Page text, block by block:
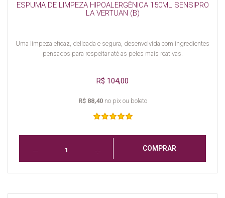
ESPUMA DE LIMPEZA HIPOALERGÊNICA 150ML SENSIPRO
LA VERTUAN (B)
Uma limpeza eficaz, delicada e segura, desenvolvida com ingredientes
pensados para respeitar até as peles mais reativas.
R$ 104,00
R$ 88,40no pix ou boleto
COMPRAR